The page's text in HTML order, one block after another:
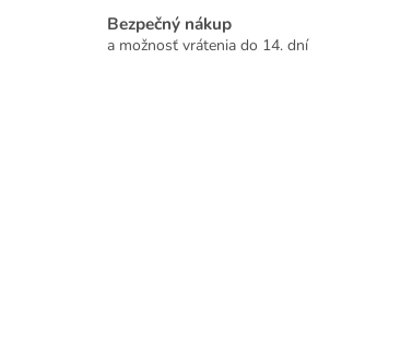
Bezpečný nákup
a možnosť vrátenia do 14. dní